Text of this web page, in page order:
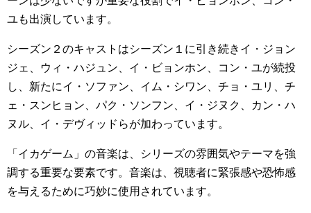
ユも出演しています。
シーズン２のキャストはシーズン１に引き続きイ・ジョン
ジェ、ウィ・ハジュン、イ・ビョンホン、コン・ユが続投
し、新たにイ・ソファン、イム・シワン、チョ・ユリ、チ
ェ・スンヒョン、パク・ソンフン、イ・ジヌク、カン・ハ
ヌル、イ・デヴィッドらが加わっています。
「イカゲーム」の音楽は、シリーズの雰囲気やテーマを強
調する重要な要素です。音楽は、視聴者に緊張感や恐怖感
を与えるために巧妙に使用されています。